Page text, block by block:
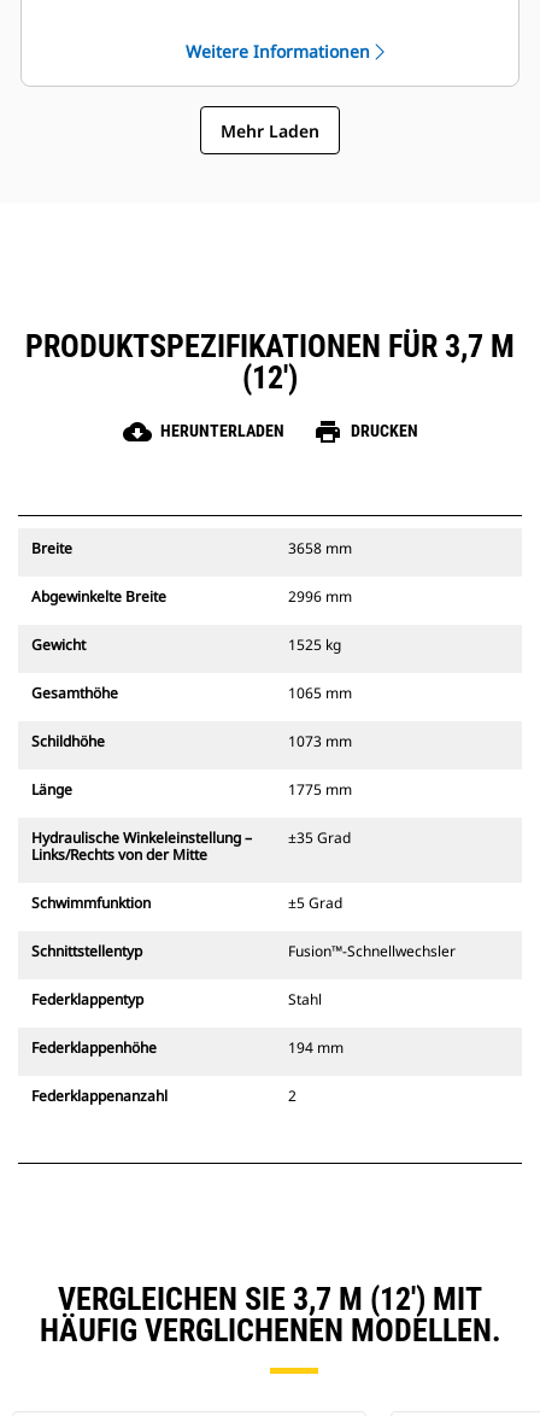
Werkzeugrahmen einfach justieren.
Weitere Informationen
Mehr Laden
PRODUKTSPEZIFIKATIONEN FÜR 3,7 M
(12')
cloud_download HERUNTERLADEN print DRUCKEN
Breite 3658 mm
Abgewinkelte Breite 2996 mm
Gewicht 1525 kg
Gesamthöhe 1065 mm
Schildhöhe 1073 mm
Länge 1775 mm
Hydraulische Winkeleinstellung –
Links/Rechts von der Mitte
±35 Grad
Schwimmfunktion ±5 Grad
Schnittstellentyp Fusion™-Schnellwechsler
Federklappentyp Stahl
Federklappenhöhe 194 mm
Federklappenanzahl 2
VERGLEICHEN SIE 3,7 M (12') MIT
HÄUFIG VERGLICHENEN MODELLEN.